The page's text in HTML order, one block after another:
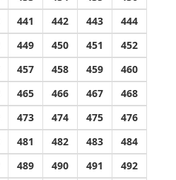
441 442 443
444
449 450 451
452
457 458 459
460
465 466 467
468
473 474 475
476
481 482 483
484
489 490 491
492